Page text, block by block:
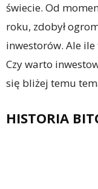
świecie. Od
roku, zdobył
inwestorów. Ale
Czy warto
się bliżej temu
HISTORIA